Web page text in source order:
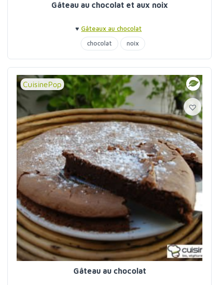
Gâteau au chocolat et aux noix
♥ Gâteaux au chocolat
chocolat
noix
CuisinePop
Gâteau au chocolat